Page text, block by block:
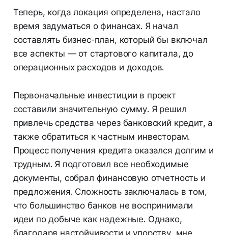
Теперь, когда локация определена, настало
время задуматься о финансах. Я начал
составлять бизнес-план, который бы включал
все аспекты — от стартового капитала, до
операционных расходов и доходов.
Первоначальные инвестиции в проект
составили значительную сумму. Я решил
привлечь средства через банковский кредит, а
также обратиться к частным инвесторам.
Процесс получения кредита оказался долгим и
трудным. Я подготовил все необходимые
документы, собрал финансовую отчетность и
предложения. Сложность заключалась в том,
что большинство банков не воспринимали
идеи по добыче как надежные. Однако,
благодаря настойчивости и упорству, мне